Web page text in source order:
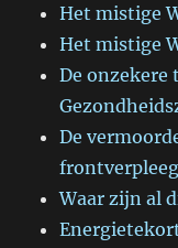
Het mistige
Het mistige
De onzekere
De
Waar zijn al